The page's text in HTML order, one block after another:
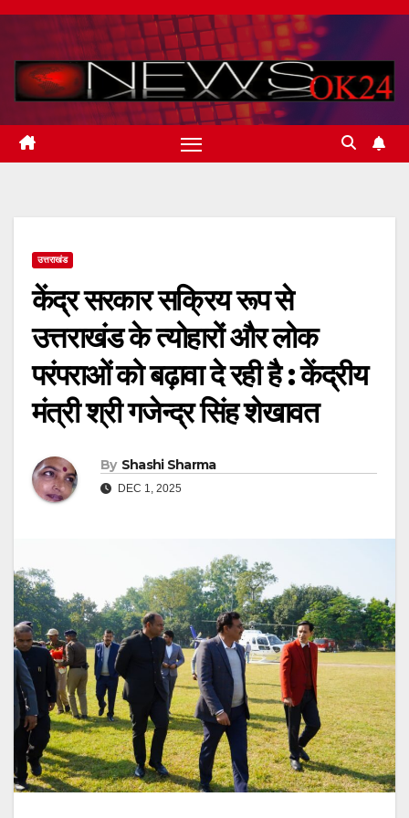
Skip
content
उत्तराखंड
केंद्र सरकार सक्रिय रूप से
उत्तराखंड के त्योहारों और लोक
परंपराओं को बढ़ावा दे रही है : केंद्रीय
मंत्री श्री गजेन्द्र सिंह शेखावत
By Shashi Sharma
DEC 1, 2025